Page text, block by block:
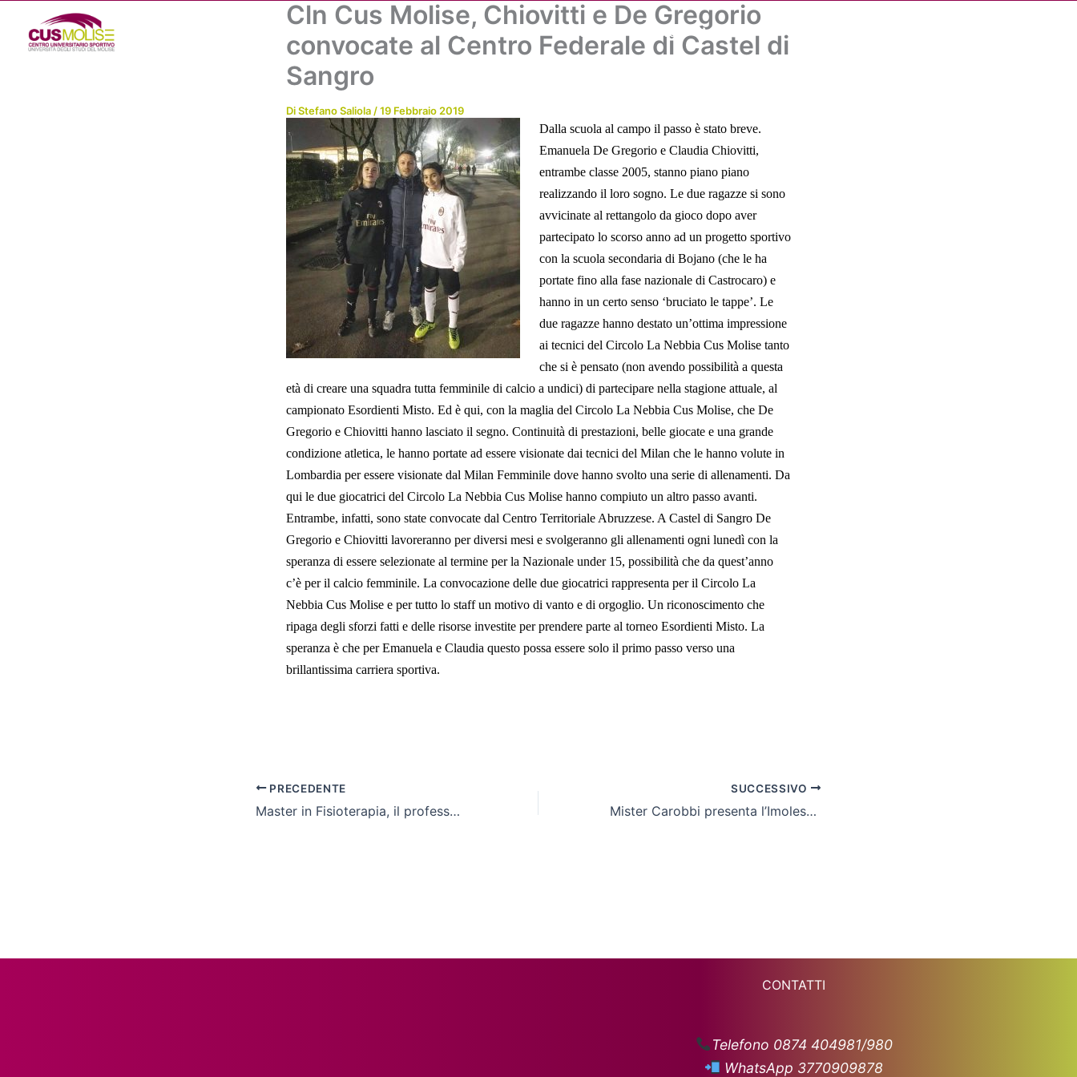
contenuto
Chi siamo Attività News Media Partner
Cln Cus Molise, Chiovitti e De Gregorio
convocate al Centro Federale di Castel di
Sangro
DiStefano Saliola /19 Febbraio 2019
Dalla scuola al campo il passo è stato breve.
Emanuela De Gregorio e Claudia Chiovitti,
entrambe classe 2005, stanno piano piano
realizzando il loro sogno. Le due ragazze si sono
avvicinate al rettangolo da gioco dopo aver
partecipato lo scorso anno ad un progetto sportivo
con la scuola secondaria di Bojano (che le ha
portate fino alla fase nazionale di Castrocaro) e
hanno in un certo senso ‘bruciato le tappe’. Le
due ragazze hanno destato un’ottima impressione
ai tecnici del Circolo La Nebbia Cus Molise tanto
che si è pensato (non avendo possibilità a questa
età di creare una squadra tutta femminile di calcio a undici) di partecipare nella stagione attuale, al
campionato Esordienti Misto. Ed è qui, con la maglia del Circolo La Nebbia Cus Molise, che De
Gregorio e Chiovitti hanno lasciato il segno. Continuità di prestazioni, belle giocate e una grande
condizione atletica, le hanno portate ad essere visionate dai tecnici del Milan che le hanno volute in
Lombardia per essere visionate dal Milan Femminile dove hanno svolto una serie di allenamenti. Da
qui le due giocatrici del Circolo La Nebbia Cus Molise hanno compiuto un altro passo avanti.
Entrambe, infatti, sono state convocate dal Centro Territoriale Abruzzese. A Castel di Sangro De
Gregorio e Chiovitti lavoreranno per diversi mesi e svolgeranno gli allenamenti ogni lunedì con la
speranza di essere selezionate al termine per la Nazionale under 15, possibilità che da quest’anno
c’è per il calcio femminile. La convocazione delle due giocatrici rappresenta per il Circolo La
Nebbia Cus Molise e per tutto lo staff un motivo di vanto e di orgoglio. Un riconoscimento che
ripaga degli sforzi fatti e delle risorse investite per prendere parte al torneo Esordienti Misto. La
speranza è che per Emanuela e Claudia questo possa essere solo il primo passo verso una
brillantissima carriera sportiva.
PRECEDENTE
Master in Fisioterapia, il professor Angelecchia entusiasta della risposta degli studenti
SUCCESSIVO
Mister Carobbi presenta l’Imolese: “Alleno un gruppo di ragazzi fantastici”
CONTATTI
Telefono 0874 404981/980
WhatsApp 3770909878